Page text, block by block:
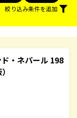
絞り込み条件を追加
・ネパール 198